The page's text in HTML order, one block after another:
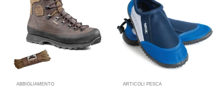
ABBIGLIAMENTO
ha
più
varianti.
Le
opzioni
possono
ARTICOLI PESCA
12,97 €
a
13,97 €
varianti.
opzioni
possono
essere
scelte